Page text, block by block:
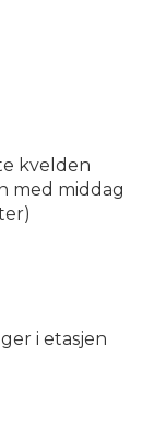
kvelden
med middag
i etasjen